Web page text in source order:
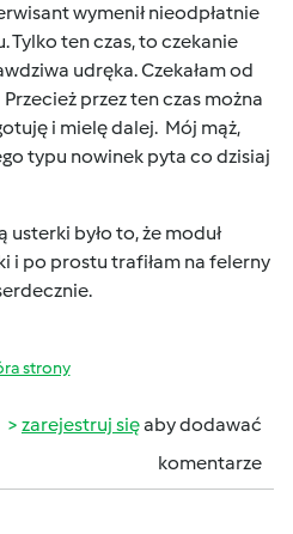
wymenił nieodpłatnie
Tylko ten czas, to czekanie
udręka. Czekałam od
przez ten czas można
i mielę dalej. Mój mąż,
typu nowinek pyta co dzisiaj
usterki było to, że moduł
i po prostu trafiłam na felerny
strony
zarejestruj sięaby dodawać
komentarze